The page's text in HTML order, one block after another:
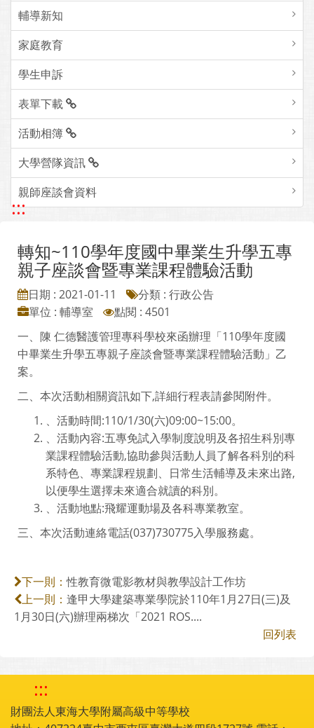
輔導新知
家庭教育
學生申訴
表單下載
活動相簿
大學營隊資訊
親師座談會資料
:::
轉知~110學年度國中畢業生升學五專
親子座談會暨專業課程體驗活動
日期 : 2021-01-11
分類 : 行政公告
單位 : 輔導室
點閱 : 4501
一、陳 仁德醫護管理專科學校來函辦理「110學年度國
中畢業生升學五專親子座談會暨專業課程體驗活動」乙
案。
二、本次活動相關資訊如下,詳細行程表請參閱附件。
、活動時間:110/1/30(六)09:00~15:00。
、活動內容:五專免試入學制度說明及各招生科別專
業課程體驗活動,協助參與活動人員了解各科別的科
系特色、專業課程規劃、日常生活輔導及未來出路,
以便學生選擇未來適合就讀的科別。
、活動地點:飛耀運動場及各科專業教室。
三、本次活動連絡電話(037)730775入學服務處。
下一則：性教育微電影教材與教學設計工作坊
上一則： 逢甲大學建築專業學院於110年1月27日(三)及
1月30日(六)辦理兩梯次「2021 ROS....
回列表
:::
財團法人東海大學附屬高級中等學校